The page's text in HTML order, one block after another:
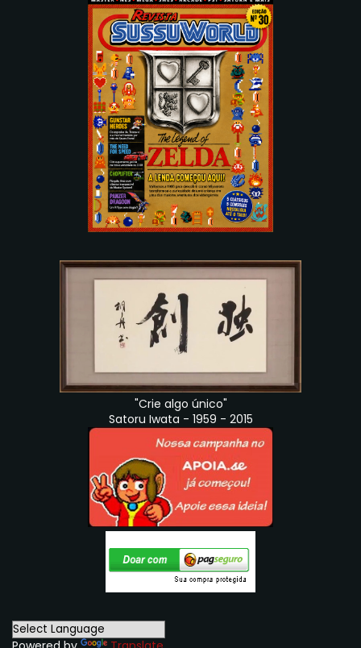
"Crie algo único"
Satoru Iwata - 1959 - 2015